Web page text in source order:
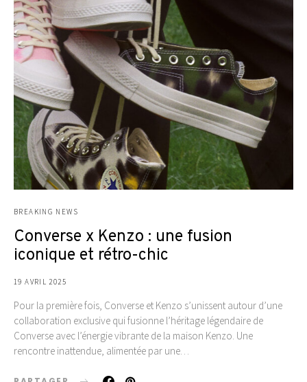
BREAKING NEWS
Converse x Kenzo : une fusion
iconique et rétro-chic
19 AVRIL 2025
Pour la première fois, Converse et Kenzo s’unissent autour d’une
collaboration exclusive qui fusionne l’héritage légendaire de
Converse avec l’énergie vibrante de la maison Kenzo. Une
rencontre inattendue, alimentée par une…